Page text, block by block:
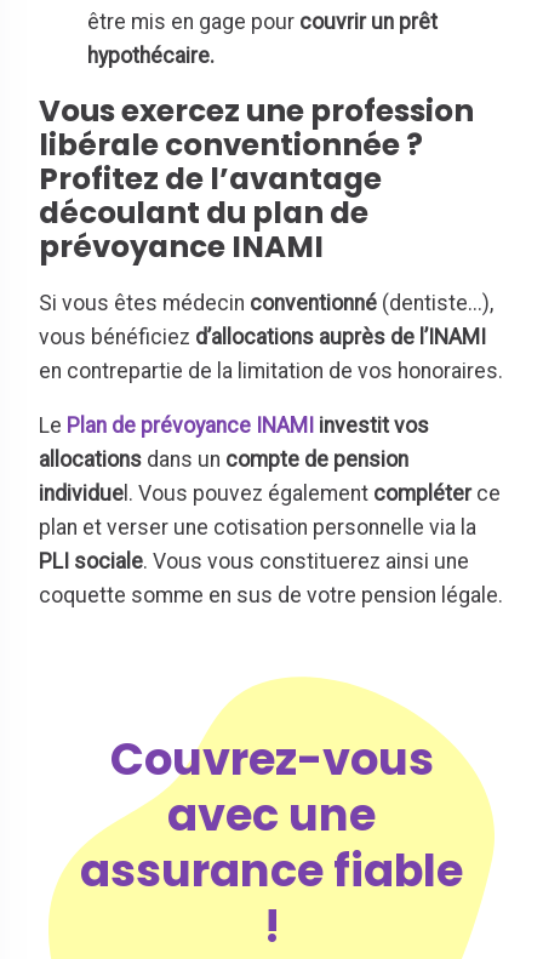
être mis en gage pour couvrir un prêt
hypothécaire.
Vous exercez une profession
libérale conventionnée ?
Profitez de l’avantage
découlant du plan de
prévoyance INAMI
Si vous êtes médecin conventionné (dentiste...),
vous bénéficiez d’allocations auprès de l’INAMI
en contrepartie de la limitation de vos honoraires.
Le Plan de prévoyance INAMI
investit vos
allocations dans un compte de pension
individue l. Vous pouvez également compléterce
plan et verser une cotisation personnelle via la
PLI sociale. Vous vous constituerez ainsi une
coquette somme en sus de votre pension légale.
Couvrez-vous
avec une
assurance fiable
!